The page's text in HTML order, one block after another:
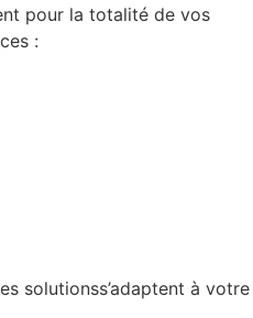
pour la totalité de vos
:
solutionss’adaptent à votre